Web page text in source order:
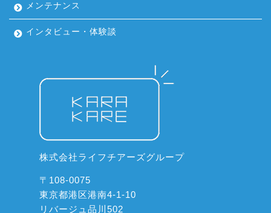
メンテナンス
インタビュー・体験談
株式会社ライフチアーズグループ
〒108-0075
東京都港区港南4-1-10
リバージュ品川502